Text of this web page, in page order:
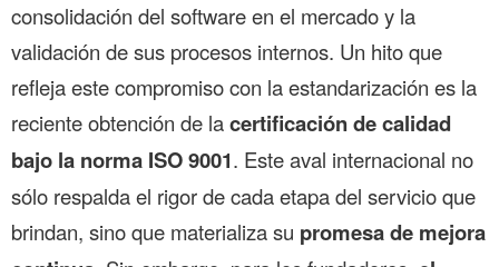
consolidación del software en el mercado y la
validación de sus procesos internos. Un hito que
refleja este compromiso con la estandarización es la
reciente obtención de lacertificación de calidad
bajo la norma ISO 9001. Este aval internacional no
sólo respalda el rigor de cada etapa del servicio que
brindan, sino que materializa su promesa de mejora